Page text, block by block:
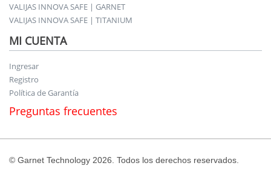
VALIJAS INNOVA SAFE | GARNET
VALIJAS INNOVA SAFE | TITANIUM
MI CUENTA
Ingresar
Registro
Política de Garantía
Preguntas frecuentes
© Garnet Technology 2026. Todos los derechos reservados.